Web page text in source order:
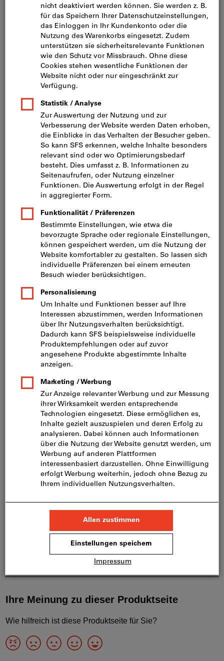
Bild zum Vergrößern anklicken
Preis pro 1 Stück
inkl. MwSt. zzgl. Versandkosten
Netto: CHF 56.90
Länge×Breite (mm):
150X50
In den Warenkorb
Sofort lieferbar
Artikel merken Artikel teilen
Blätterkatalog
Produktdetails
Downloads & Dokumente